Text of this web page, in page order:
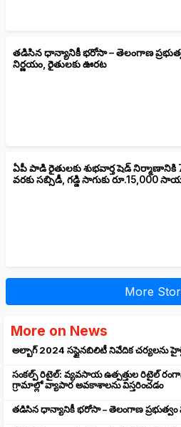
తడిసిన ధాన్యానికీ భరోసా – తెలంగాణ
నిర్ణయం, రైతులకు ఊరట
ఏపీ పాడి రైతులకు శుభవార్త షెడ్ నిర్మాణానికి
వరకు సబ్సిడీ, గడ్డి సాగుకు రూ.15,000
More
More on News
అల్బాగ్ 2024 సస్టైనబిలిటీ నివేదిక చర్యలను
సంకల్ప్ రిటైల్: వ్యవసాయ ఉత్పత్తుల రిటైల్
గ్రామాల్లో వ్యాపార అవకాశాలను విస్తరించడం
తడిసిన ధాన్యానికీ భరోసా – తెలంగాణ ప్రభుత్వం